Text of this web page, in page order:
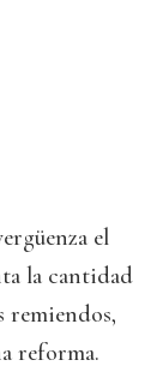
el
la cantidad
remiendos,
reforma.